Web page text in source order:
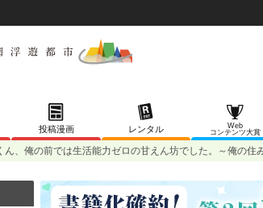
投稿漫画 レンタル
Web
コンテンツ大賞
ん、俺の前では生活能力ゼロの甘えん坊でした。～俺の住